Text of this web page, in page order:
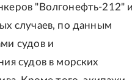
"Волгонефть-212" и
случаев, по данным
судов и
судов в морских